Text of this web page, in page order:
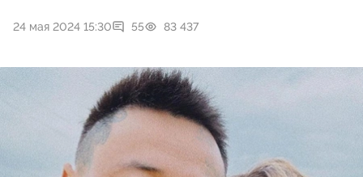
24 мая 2024 15:30 55 83 437